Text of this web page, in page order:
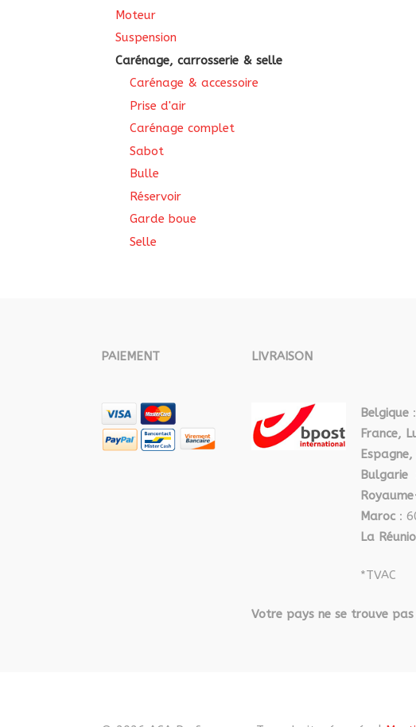
Moteur
Suspension
Carénage, carrosserie & selle
Carénage & accessoire
Prise d'air
Carénage complet
Sabot
Bulle
Réservoir
Garde boue
Selle
PAIEMENT LIVRAISON
Belgique
France,
Bulgarie
Maroc :
La
*TVAC
Votre pays ne se trouve